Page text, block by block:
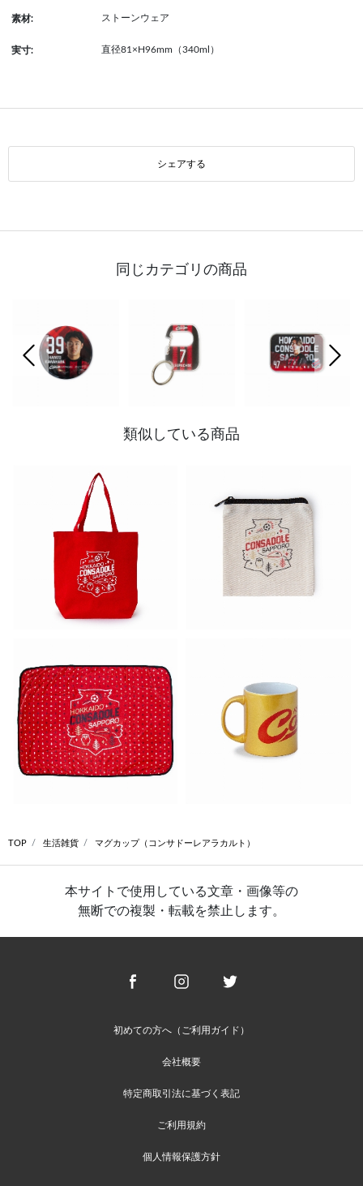
素材: ストーンウェア
実寸: 直径81×H96mm（340ml）
シェアする
同じカテゴリの商品
前の画像
類似している商品
TOP 生活雑貨 マグカップ（コンサドーレアラカルト）
本サイトで使用している文章・画像等の
無断での複製・転載を禁止します。
初めての方へ（ご利用ガイド）
会社概要
特定商取引法に基づく表記
ご利用規約
個人情報保護方針